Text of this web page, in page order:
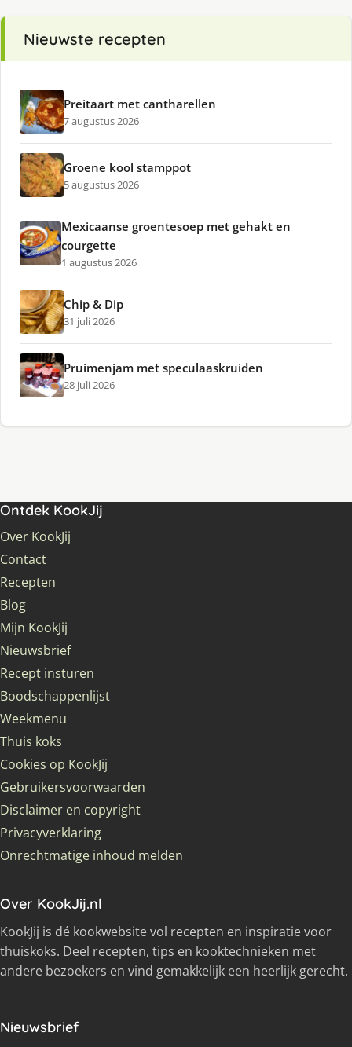
Nieuwste recepten
Preitaart met cantharellen
7 augustus 2026
Groene kool stamppot
5 augustus 2026
Mexicaanse groentesoep met gehakt en
courgette
1 augustus 2026
Chip & Dip
31 juli 2026
Pruimenjam met speculaaskruiden
28 juli 2026
Ontdek KookJij
Over KookJij
Contact
Recepten
Blog
Mijn KookJij
Nieuwsbrief
Recept insturen
Boodschappenlijst
Weekmenu
Thuis koks
Cookies op KookJij
Gebruikersvoorwaarden
Disclaimer en copyright
Privacyverklaring
Onrechtmatige inhoud melden
Over KookJij.nl
KookJij is dé kookwebsite vol recepten en inspiratie voor
thuiskoks. Deel recepten, tips en kooktechnieken met
andere bezoekers en vind gemakkelijk een heerlijk gerecht.
Nieuwsbrief